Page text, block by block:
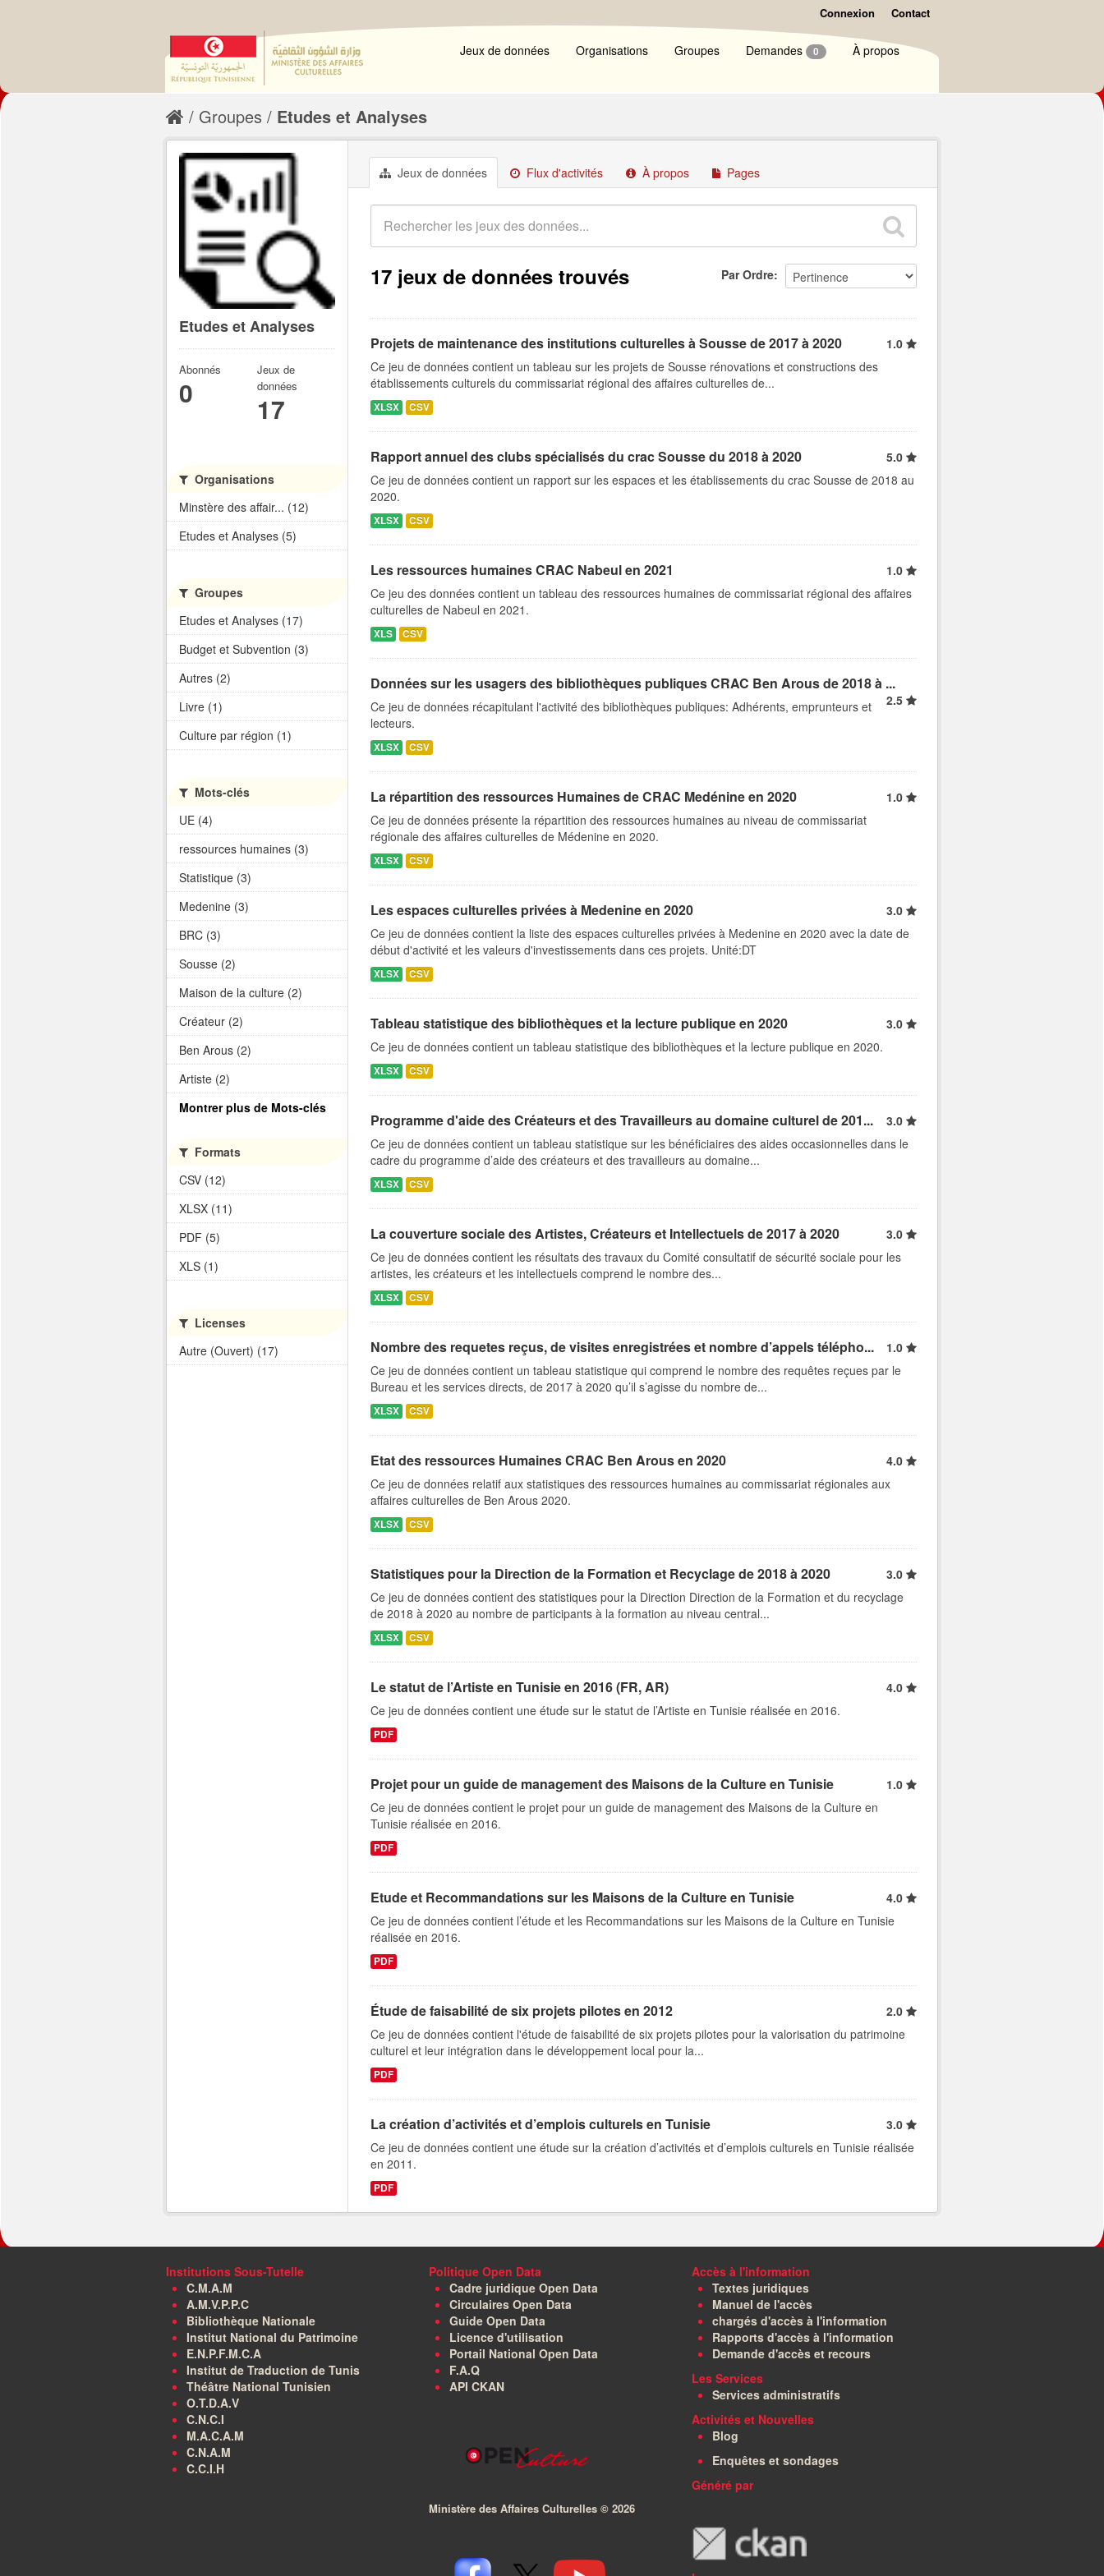
Connexion Contact
Jeux de données Organisations Groupes Demandes 0 À propos
Groupes Etudes et Analyses
Jeux de données Flux d'activités À propos Pages
Par Ordre
17 jeux de données trouvés
Projets de maintenance des institutions culturelles à Sousse de 2017 à 2020
1.0
Ce jeu de données contient un tableau sur les projets de Sousse rénovations et constructions des
établissements culturels du commissariat régional des affaires culturelles de...
XLSX CSV
Rapport annuel des clubs spécialisés du crac Sousse du 2018 à 2020
5.0
Ce jeu de données contient un rapport sur les espaces et les établissements du crac Sousse de 2018 au
2020.
XLSX CSV
Les ressources humaines CRAC Nabeul en 2021
1.0
Ce jeu des données contient un tableau des ressources humaines de commissariat régional des affaires
culturelles de Nabeul en 2021.
XLS CSV
Données sur les usagers des bibliothèques publiques CRAC Ben Arous de 2018 à ...
2.5
Ce jeu de données récapitulant l'activité des bibliothèques publiques: Adhérents, emprunteurs et
lecteurs.
XLSX CSV
La répartition des ressources Humaines de CRAC Medénine en 2020
1.0
Ce jeu de données présente la répartition des ressources humaines au niveau de commissariat
régionale des affaires culturelles de Médenine en 2020.
XLSX CSV
Les espaces culturelles privées à Medenine en 2020
3.0
Ce jeu de données contient la liste des espaces culturelles privées à Medenine en 2020 avec la date de
début d'activité et les valeurs d'investissements dans ces projets. Unité:DT
XLSX CSV
Tableau statistique des bibliothèques et la lecture publique en 2020
3.0
Ce jeu de données contient un tableau statistique des bibliothèques et la lecture publique en 2020.
XLSX CSV
Programme d'aide des Créateurs et des Travailleurs au domaine culturel de 201...
3.0
Ce jeu de données contient un tableau statistique sur les bénéficiaires des aides occasionnelles dans le
cadre du programme d’aide des créateurs et des travailleurs au domaine...
XLSX CSV
La couverture sociale des Artistes, Créateurs et Intellectuels de 2017 à 2020
3.0
Ce jeu de données contient les résultats des travaux du Comité consultatif de sécurité sociale pour les
artistes, les créateurs et les intellectuels comprend le nombre des...
XLSX CSV
Nombre des requetes reçus, de visites enregistrées et nombre d’appels télépho...
1.0
Ce jeu de données contient un tableau statistique qui comprend le nombre des requêtes reçues par le
Bureau et les services directs, de 2017 à 2020 qu’il s’agisse du nombre de...
XLSX CSV
Etat des ressources Humaines CRAC Ben Arous en 2020
4.0
Ce jeu de données relatif aux statistiques des ressources humaines au commissariat régionales aux
affaires culturelles de Ben Arous 2020.
XLSX CSV
Statistiques pour la Direction de la Formation et Recyclage de 2018 à 2020
3.0
Ce jeu de données contient des statistiques pour la Direction Direction de la Formation et du recyclage
de 2018 à 2020 au nombre de participants à la formation au niveau central...
XLSX CSV
Le statut de l’Artiste en Tunisie en 2016 (FR, AR)
4.0
Ce jeu de données contient une étude sur le statut de l’Artiste en Tunisie réalisée en 2016.
PDF
Projet pour un guide de management des Maisons de la Culture en Tunisie
1.0
Ce jeu de données contient le projet pour un guide de management des Maisons de la Culture en
Tunisie réalisée en 2016.
PDF
Etude et Recommandations sur les Maisons de la Culture en Tunisie
4.0
Ce jeu de données contient l’étude et les Recommandations sur les Maisons de la Culture en Tunisie
réalisée en 2016.
PDF
Étude de faisabilité de six projets pilotes en 2012
2.0
Ce jeu de données contient l'étude de faisabilité de six projets pilotes pour la valorisation du patrimoine
culturel et leur intégration dans le développement local pour la...
PDF
La création d’activités et d’emplois culturels en Tunisie
3.0
Ce jeu de données contient une étude sur la création d’activités et d’emplois culturels en Tunisie réalisée
en 2011.
PDF
Etudes et Analyses
Abonnés
0
Jeux de
données
17
Organisations
Minstère des affair... (12)
Etudes et Analyses (5)
Groupes
Etudes et Analyses (17)
Budget et Subvention (3)
Autres (2)
Livre (1)
Culture par région (1)
Mots-clés
UE (4)
ressources humaines (3)
Statistique (3)
Medenine (3)
BRC (3)
Sousse (2)
Maison de la culture (2)
Créateur (2)
Ben Arous (2)
Artiste (2)
Montrer plus de Mots-clés
Formats
CSV (12)
XLSX (11)
PDF (5)
XLS (1)
Licenses
Autre (Ouvert) (17)
Institutions Sous-Tutelle
C.M.A.M
A.M.V.P.P.C
Bibliothèque Nationale
Institut National du Patrimoine
E.N.P.F.M.C.A
Institut de Traduction de Tunis
Théâtre National Tunisien
O.T.D.A.V
C.N.C.I
M.A.C.A.M
C.N.A.M
C.C.I.H
Politique Open Data
Cadre juridique Open Data
Circulaires Open Data
Guide Open Data
Licence d'utilisation
Portail National Open Data
F.A.Q
API CKAN
Ministère des Affaires Culturelles © 2026
Accès à l'information
Textes juridiques
Manuel de l'accès
chargés d'accès à l'information
Rapports d'accès à l'information
Demande d'accès et recours
Les Services
Services administratifs
Activités et Nouvelles
Blog
Enquêtes et sondages
Généré par